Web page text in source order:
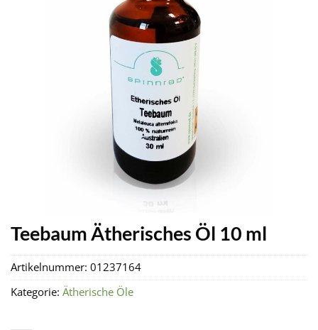
Teebaum Ätherisches Öl 10 ml
Artikelnummer: 01237164
Kategorie: Ätherische Öle